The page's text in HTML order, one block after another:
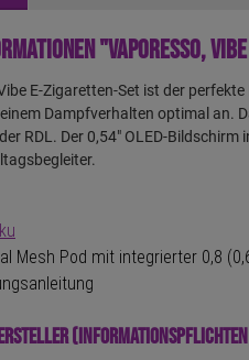
"Vaporesso,
E-Zigaretten-Set ist der
Dampfverhalten optimal an.
RDL. Der 0,54" OLED-
Mesh Pod mit integrierter 0,8